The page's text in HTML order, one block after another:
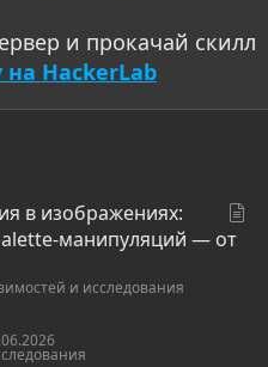
и прокачай скилл
HackerLab
в изображениях:
манипуляций — от
и исследования